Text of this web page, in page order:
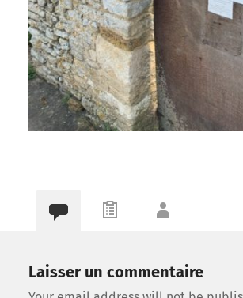
Laisser un commentaire